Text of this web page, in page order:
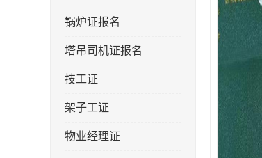
锅炉证报名
塔吊司机证报名
技工证
架子工证
物业经理证